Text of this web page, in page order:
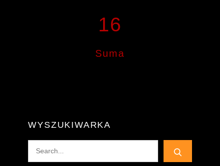
16
Suma
WYSZUKIWARKA
Search
for: